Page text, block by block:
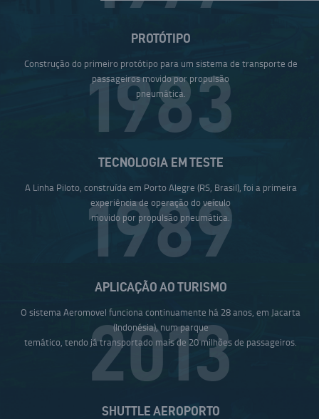
PROTÓTIPO
Construção do primeiro protótipo para um sistema de transporte de
passageiros movido por propulsão
pneumática.
1983
TECNOLOGIA EM TESTE
A Linha Piloto, construída em Porto Alegre (RS, Brasil), foi a primeira
experiência de operação do veículo
movido por propulsão pneumática.
1989
APLICAÇÃO AO TURISMO
O sistema Aeromovel funciona continuamente há 28 anos, em Jacarta
(Indonésia), num parque
temático, tendo já transportado mais de 20 milhões de passageiros.
2013
SHUTTLE AEROPORTO